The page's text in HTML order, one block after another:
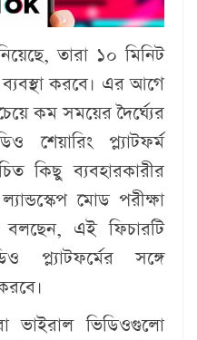
তারা ১০ মিনিট
ব্যবস্থা করবে। এর আগে
কম সময়ের দৈর্ঘ্যের
শেয়ারিং প্ল্যাটফর্ম
কিছু ব্যবহারকারীর
মোড পরীক্ষা
বলছেন, এই ফিচারটি
প্ল্যাটফর্মের সঙ্গে
ভাইরাল ভিডিওগুলো